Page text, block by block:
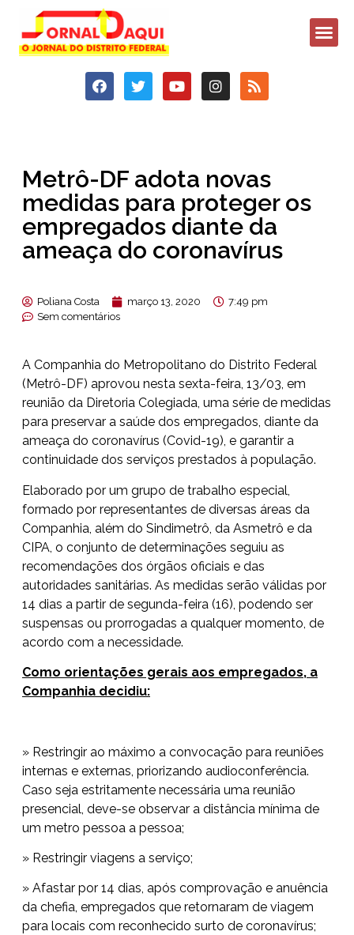
Metrô-DF adota novas
medidas para proteger os
empregados diante da
ameaça do coronavírus
Poliana Costa março 13, 2020
7:49 pm
Sem comentários
A Companhia do Metropolitano do Distrito Federal
(Metrô-DF) aprovou nesta sexta-feira, 13/03, em
reunião da Diretoria Colegiada, uma série de medidas
para preservar a saúde dos empregados, diante da
ameaça do coronavírus (Covid-19), e garantir a
continuidade dos serviços prestados à população.
Elaborado por um grupo de trabalho especial,
formado por representantes de diversas áreas da
Companhia, além do Sindimetrô, da Asmetrô e da
CIPA, o conjunto de determinações seguiu as
recomendações dos órgãos oficiais e das
autoridades sanitárias. As medidas serão válidas por
14 dias a partir de segunda-feira (16), podendo ser
suspensas ou prorrogadas a qualquer momento, de
acordo com a necessidade.
Como orientações gerais aos empregados, a
Companhia decidiu:
» Restringir ao máximo a convocação para reuniões
internas e externas, priorizando audioconferência.
Caso seja estritamente necessária uma reunião
presencial, deve-se observar a distância mínima de
um metro pessoa a pessoa;
» Restringir viagens a serviço;
» Afastar por 14 dias, após comprovação e anuência
da chefia, empregados que retornaram de viagem
para locais com reconhecido surto de coronavírus;